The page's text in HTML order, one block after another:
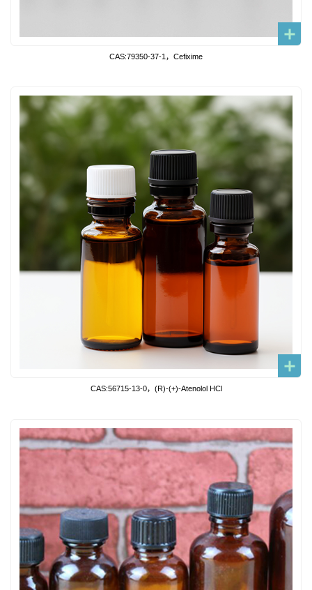
CAS:79350-37-1，Cefixime
CAS:56715-13-0，(R)-(+)-Atenolol HCl